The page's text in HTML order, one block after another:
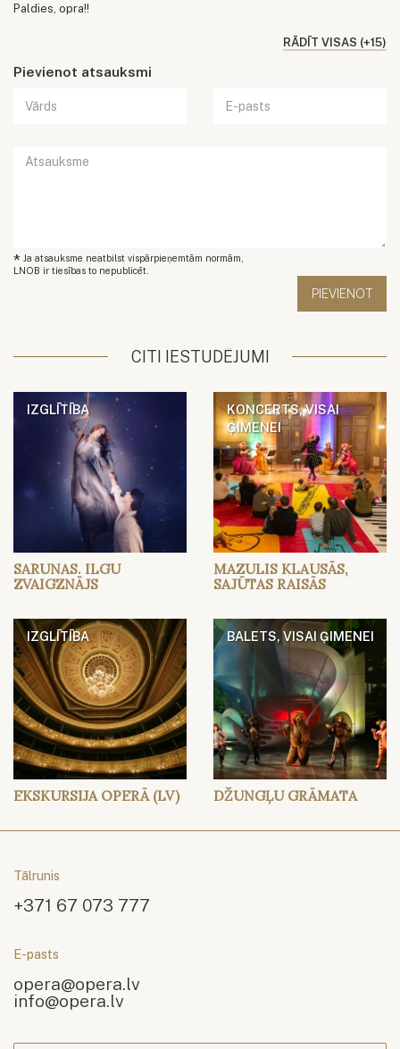
Paldies, opra!!
RĀDĪT VISAS (+15)
Pievienot atsauksmi
* Ja atsauksme neatbilst vispārpieņemtām normām,
LNOB ir tiesības to nepublicēt.
CITI IESTUDĒJUMI
IZGLĪTĪBA
SARUNAS. ILGU
ZVAIGZNĀJS
KONCERTS, VISAI
ĢIMENEI
MAZULIS KLAUSĀS,
SAJŪTAS RAISĀS
IZGLĪTĪBA
EKSKURSIJA OPERĀ (LV)
BALETS, VISAI ĢIMENEI
DŽUNGĻU GRĀMATA
Tālrunis
+371 67 073 777
E-pasts
opera@opera.lv
info@opera.lv